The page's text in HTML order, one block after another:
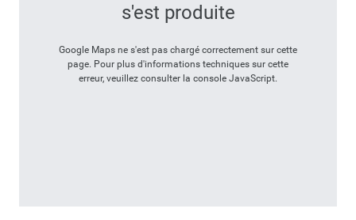
s'est produite
Google Maps ne s'est pas chargé correctement sur cette
page. Pour plus d'informations techniques sur cette
erreur, veuillez consulter la console JavaScript.